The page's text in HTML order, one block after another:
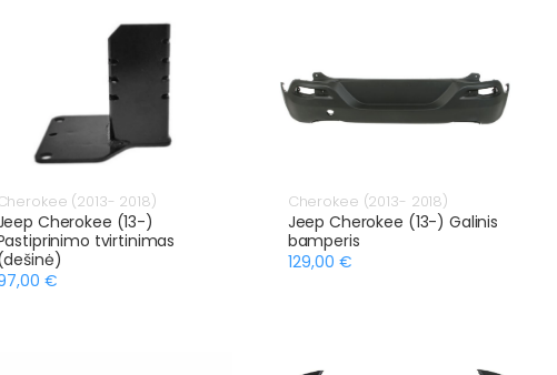
(2013- 2018)
Cherokee (13-)
tvirtinimas
€
Cherokee (2013- 2018)
Jeep Cherokee (13-) Galinis
bamperis
129,00 €